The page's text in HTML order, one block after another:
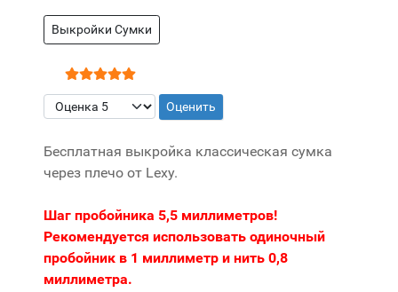
Выкройки Сумки
Рейтинг:5/5
Пожалуйста, оцените
Бесплатная выкройка классическая сумка
через плечо от Lexy.
Шаг пробойника 5,5 миллиметров!
Рекомендуется использовать одиночный
пробойник в 1 миллиметр и нить 0,8
миллиметра.